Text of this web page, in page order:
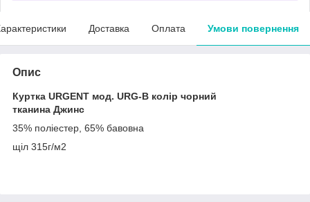
Доставка Оплата Умови повернення
Опис
Куртка URGENT мод. URG-B колір чорний
тканина Джинс
35% поліестер, 65% бавовна
щіл 315г/м2